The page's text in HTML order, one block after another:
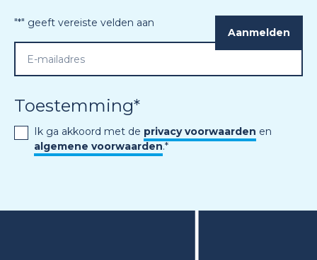
"*" geeft vereiste velden aan
Toestemming*
Ik ga akkoord met de privacy voorwaarden en
algemene voorwaarden.*